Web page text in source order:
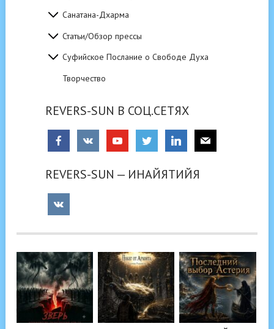
Санатана-Дхарма
Статьи/Обзор прессы
Суфийское Послание о Свободе Духа
Творчество
REVERS-SUN В СОЦ.СЕТЯХ
REVERS-SUN — ИНАЙЯТИЙЯ